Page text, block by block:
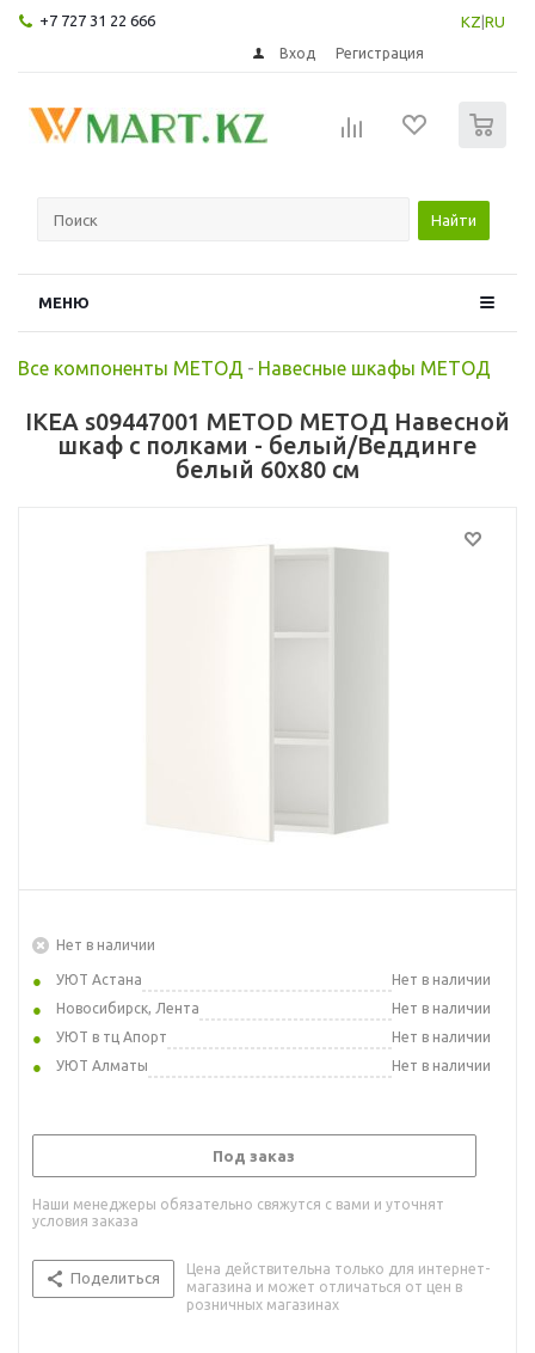
+7 727 31 22 666 KZ RU
Вход Регистрация
Найти
МЕНЮ
Все компоненты МЕТОД - Навесные шкафы МЕТОД
IKEA s09447001 METOD МЕТОД Навесной
шкаф с полками - белый/Веддинге
белый 60x80 см
Нет в наличии
УЮТ Астана
Нет в наличии
Новосибирск, Лента
Нет в наличии
УЮТ в тц Апорт
Нет в наличии
УЮТ Алматы
Нет в наличии
Под заказ
Наши менеджеры обязательно свяжутся с вами и уточнят
условия заказа
Поделиться
Цена действительна только для интернет-
магазина и может отличаться от цен в
розничных магазинах